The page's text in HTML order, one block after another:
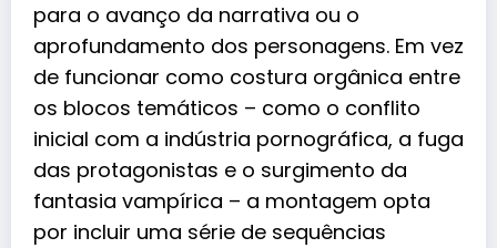
para o avanço da narrativa ou o
aprofundamento dos personagens. Em vez
de funcionar como costura orgânica entre
os blocos temáticos – como o conflito
inicial com a indústria pornográfica, a fuga
das protagonistas e o surgimento da
fantasia vampírica – a montagem opta
por incluir uma série de sequências